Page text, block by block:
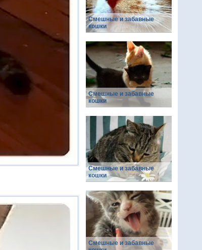
Смешные и забавные
кошки
Смешные и забавные
кошки
Смешные и забавные
кошки
Смешные и забавные